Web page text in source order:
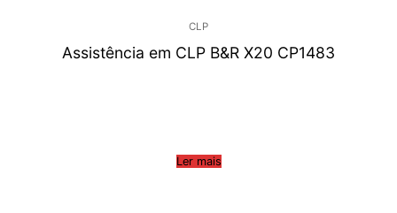
CLP
Assistência em CLP B&R X20 CP1483
Ler mais